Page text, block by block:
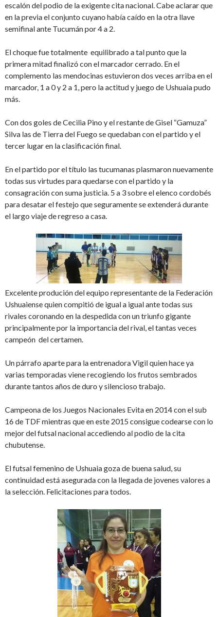
escalón del podio de la exigente cita nacional. Cabe aclarar que
en la previa el conjunto cuyano había caído en la otra llave
semifinal ante Tucumán por 4 a 2.
El choque fue totalmente equilibrado a tal punto que la
primera mitad finalizó con el marcador cerrado. En el
complemento las mendocinas estuvieron dos veces arriba en el
marcador, 1 a 0 y 2 a 1, pero la actitud y juego de Ushuaia pudo
más.
Con dos goles de Cecilia Pino y el restante de Gisel “Gamuza”
Silva las de Tierra del Fuego se quedaban con el partido y el
tercer lugar en la clasificación final.
En el partido por el título las tucumanas plasmaron nuevamente
todas sus virtudes para quedarse con el partido y la
consagración con suma justicia. 5 a 3 sobre el elenco cordobés
para desatar el festejo que seguramente se extenderá durante
el largo viaje de regreso a casa.
Excelente produción del equipo representante de la Federación
Ushuaiense quien compitió de igual a igual ante todas sus
rivales coronando en la despedida con un triunfo gigante
principalmente por la importancia del rival, el tantas veces
campeón del certamen.
Un párrafo aparte para la entrenadora Vigil quien hace ya
varias temporadas viene recogiendo los frutos sembrados
durante tantos años de duro y silencioso trabajo.
Campeona de los Juegos Nacionales Evita en 2014 con el sub
16 de TDF mientras que en este 2015 consigue codearse con lo
mejor del futsal nacional accediendo al podio de la cita
chubutense.
El futsal femenino de Ushuaia goza de buena salud, su
continuidad está asegurada con la llegada de jovenes valores a
la selección. Felicitaciones para todos.